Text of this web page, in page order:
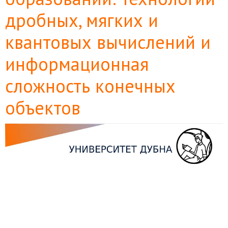
дробных, мягких и
квантовых вычислений и
информационная
сложность конечных
объектов
Боковая
панель